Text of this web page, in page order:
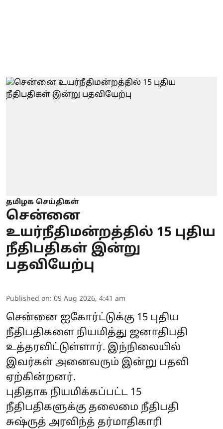
தமிழக செய்திகள்
சென்னை
உயர்நீதிமன்றத்தில் 15 புதிய
நீதிபதிகள் இன்று
பதவியேற்பு
Published on: 09 Aug 2026, 4:41 am
சென்னை ஐகோர்ட்டுக்கு 15 புதிய
நீதிபதிகளை நியமித்து ஜனாதிபதி
உத்தரவிட்டுள்ளார். இந்நிலையில்
இவர்கள் அனைவரும் இன்று பதவி
ஏற்கின்றனர்.
புதிதாக நியமிக்கப்பட்ட 15
நீதிபதிகளுக்கு தலைமை நீதிபதி
சுஷ்ருத் அரவிந்த் தர்மாதிகாரி